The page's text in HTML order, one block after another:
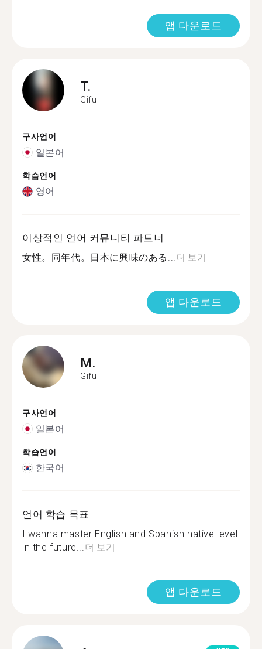
앱 다운로드
T.
Gifu
구사언어
일본어
학습언어
영어
이상적인 언어 커뮤니티 파트너
女性。同年代。日本に興味のある...더 보기
앱 다운로드
M.
Gifu
구사언어
일본어
학습언어
한국어
언어 학습 목표
I wanna master English and Spanish native level
in the future...더 보기
앱 다운로드